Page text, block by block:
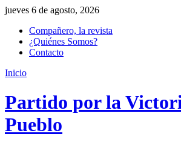
jueves 6 de agosto, 2026
Compañero, la revista
¿Quiénes Somos?
Contacto
Inicio
Partido por la
Pueblo